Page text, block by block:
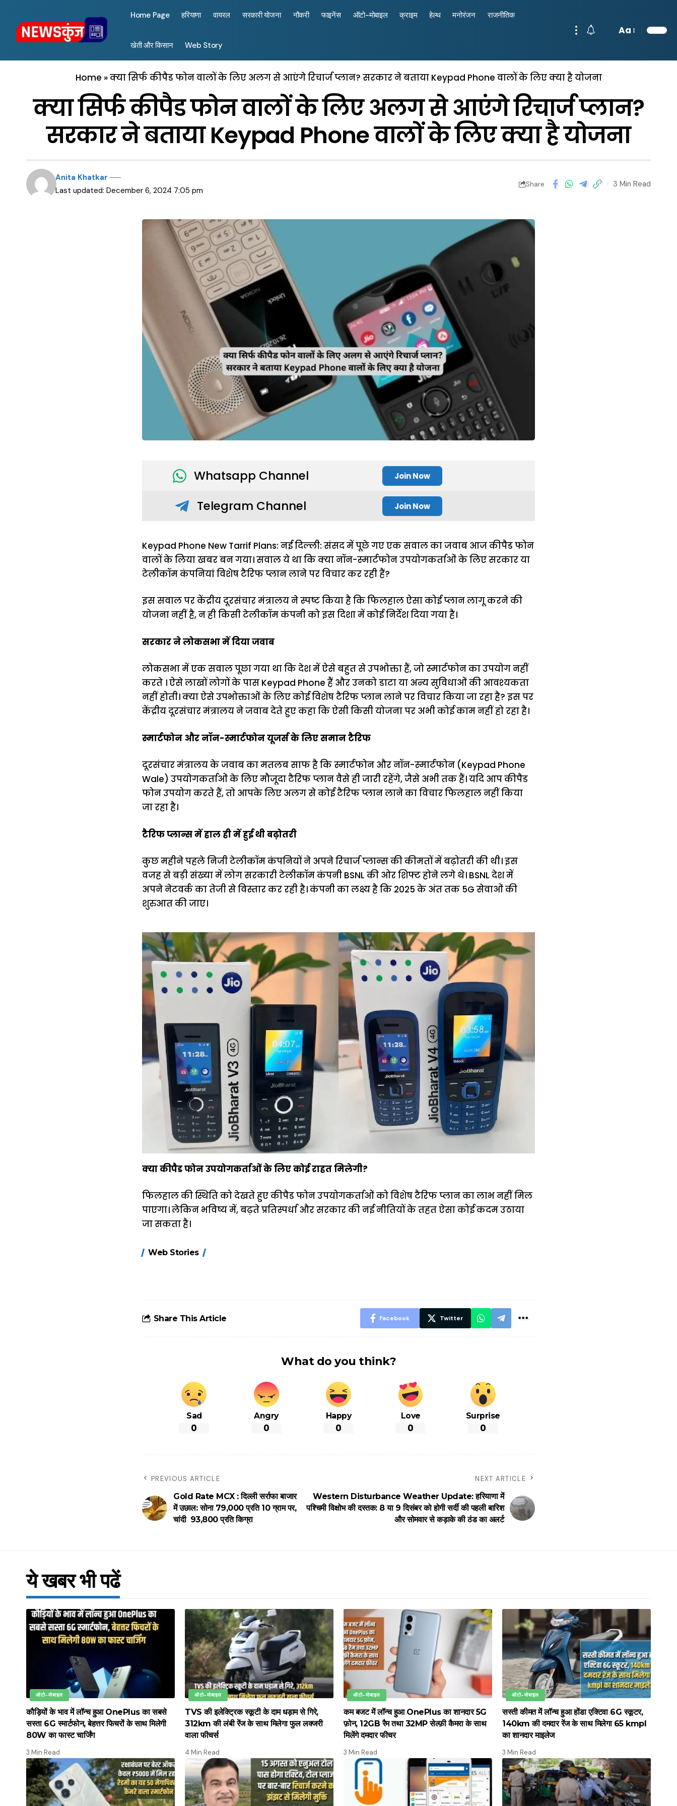
Home Page हरियाणा वायरल सरकारी योजना नौकरी फाइनेंस ऑटो-मोबाइल क्राइम हेल्थ मनोरंजन राजनीतिक
खेती और किसान Web Story
Aa
Home »क्या सिर्फ कीपैड फोन वालों के लिए अलग से आएंगे रिचार्ज प्लान? सरकार ने बताया Keypad Phone वालों के लिए क्या है योजना
क्या सिर्फ कीपैड फोन वालों के लिए अलग से आएंगे रिचार्ज प्लान?
सरकार ने बताया Keypad Phone वालों के लिए क्या है योजना
Last updated: December 6, 2024 7:05 pm
Anita Khatkar
Share 3 Min Read
Whatsapp Channel Join Now
Telegram Channel Join Now
Keypad Phone New Tarrif Plans: नई दिल्ली: संसद में पूछे गए एक सवाल का जवाब आज कीपैड फोन
वालों के लिया खबर बन गया। सवाल ये था कि क्या नॉन-स्मार्टफोन उपयोगकर्ताओं के लिए सरकार या
टेलीकॉम कंपनियां विशेष टैरिफ प्लान लाने पर विचार कर रही हैं?
इस सवाल पर केंद्रीय दूरसंचार मंत्रालय ने स्पष्ट किया है कि फिलहाल ऐसा कोई प्लान लागू करने की
योजना नहीं है, न ही किसी टेलीकॉम कंपनी को इस दिशा में कोई निर्देश दिया गया है।
सरकार ने लोकसभा में दिया जवाब
लोकसभा में एक सवाल पूछा गया था कि देश में ऐसे बहुत से उपभोक्ता हैं, जो स्मार्टफोन का उपयोग नहीं
करते । ऐसे लाखों लोगों के पास Keypad Phone हैं और उनको डाटा या अन्य सुविधाओं की आवश्यकता
नहीं होती। क्या ऐसे उपभोक्ताओं के लिए कोई विशेष टैरिफ प्लान लाने पर विचार किया जा रहा है? इस पर
केंद्रीय दूरसंचार मंत्रालय ने जवाब देते हुए कहा कि ऐसी किसी योजना पर अभी कोई काम नहीं हो रहा है।
स्मार्टफोन और नॉन-स्मार्टफोन यूजर्स के लिए समान टैरिफ
दूरसंचार मंत्रालय के जवाब का मतलब साफ है कि स्मार्टफोन और नॉन-स्मार्टफोन (Keypad Phone
Wale) उपयोगकर्ताओं के लिए मौजूदा टैरिफ प्लान वैसे ही जारी रहेंगे, जैसे अभी तक हैं। यदि आप कीपैड
फोन उपयोग करते हैं, तो आपके लिए अलग से कोई टैरिफ प्लान लाने का विचार फिलहाल नहीं किया
जा रहा है।
टैरिफ प्लान्स में हाल ही में हुई थी बढ़ोतरी
कुछ महीने पहले निजी टेलीकॉम कंपनियों ने अपने रिचार्ज प्लान्स की कीमतों में बढ़ोतरी की थी। इस
वजह से बड़ी संख्या में लोग सरकारी टेलीकॉम कंपनी BSNL की ओर शिफ्ट होने लगे थे। BSNL देश में
अपने नेटवर्क का तेजी से विस्तार कर रही है। कंपनी का लक्ष्य है कि 2025 के अंत तक 5G सेवाओं की
शुरुआत की जाए।
क्या कीपैड फोन उपयोगकर्ताओं के लिए कोई राहत मिलेगी?
फिलहाल की स्थिति को देखते हुए कीपैड फोन उपयोगकर्ताओं को विशेष टैरिफ प्लान का लाभ नहीं मिल
पाएगा। लेकिन भविष्य में, बढ़ते प्रतिस्पर्धा और सरकार की नई नीतियों के तहत ऐसा कोई कदम उठाया
जा सकता है।
Web Stories
होंगे FASTag के
आसान ट्रिक्स
निगरानी
Share This Article Facebook Twitter
What do you think?
Sad
0
Angry
0
Happy
0
Love
0
Surprise
0
PREVIOUS ARTICLE
Gold Rate MCX : दिल्ली सर्राफा बाजार
में उछाल: सोना ₹79,000 प्रति 10 ग्राम पर,
चांदी ₹ 93,800 प्रति किग्रा
NEXT ARTICLE
Western Disturbance Weather Update: हरियाणा में
पश्चिमी विक्षोभ की दस्तक: 8 या 9 दिसंबर को होगी सर्दी की पहली बारिश
और सोमवार से कड़ाके की ठंड का अलर्ट
ये खबर भी पढें
ऑटो-मोबाइल
कौड़ियों के भाव में लॉन्च हुआ OnePlus का सबसे
सस्ता 6G स्मार्टफोन, बेहत्तर फिचरों के साथ मिलेगी
80W का फास्ट चार्जिंग
3 Min Read
ऑटो-मोबाइल
TVS की इलेक्ट्रिक स्कूटी के दाम धड़ाम से गिरे,
312km की लंबी रेंज के साथ मिलेगा फुल लक्जरी
वाला फीचर्स
4 Min Read
ऑटो-मोबाइल
कम बजट में लॉन्च हुआ OnePlus का शानदार 5G
फ़ोन, 12GB रैम तथा 32MP सेल्फ़ी कैमरा के साथ
मिलेंगे दमदार फीचर
3 Min Read
ऑटो-मोबाइल
सस्ती कीमत में लॉन्च हुआ होंडा एक्टिवा 6G स्कूटर,
140km की दमदार रेंज के साथ मिलेगा 65 kmpl
का शानदार माइलेज
3 Min Read